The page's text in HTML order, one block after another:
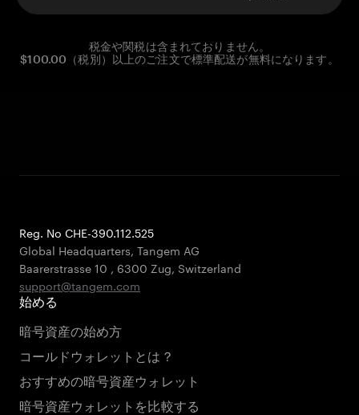
税金や関税は含まれておりません。
$100.00（税別）以上のご注文で標準配送が無料になります。
Reg. No CHE-390.112.525
Global Headquarters, Tangem AG
Baarerstrasse 10 , 6300 Zug, Switzerland
support@tangem.com
始める
暗号資産の始め方
コールドウォレットとは？
おすすめの暗号資産ウォレット
暗号資産ウォレットを比較する